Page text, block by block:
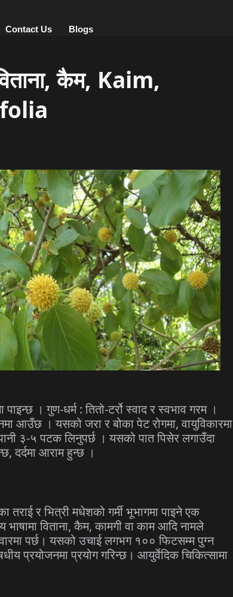
Contact Us Blogs
कैम, Kaim,
पाइन्छ । गुण-धर्म:तितो-टर्रोस्वादरस्वभावगरम ।
आउँछ । यसकोजरारबोकापेटरोगमा,वायुविकारमा
३-५ पटकलिनुपर्छ । यसकोपातपिसेरलगाउँदा
,दर्दमाआरामहुन्छ ।
तराईरभित्रीमधेशकोगर्मीभूभागमापाइनेएक
भाषामाविताना,कैम,कामगीवाकामआदिनामले
पर्छ। यसकोउचाईलगभग १०० फिटसम्मपुग्न
प्रयोजनमाप्रयोगगरिन्छ। आयुर्वेदिकचिकित्सामा